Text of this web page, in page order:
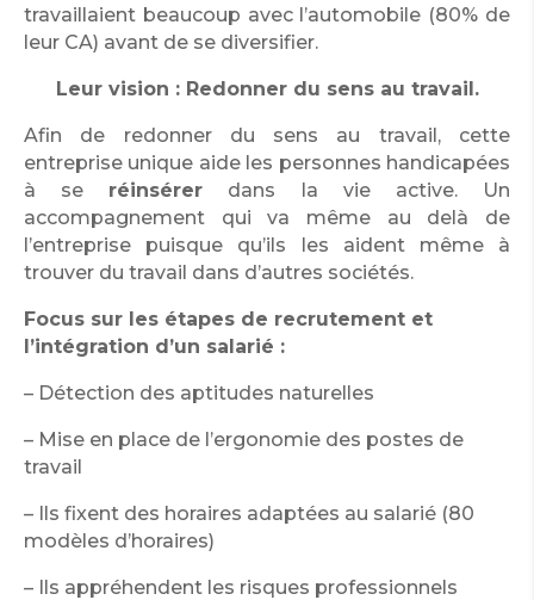
travaillaient beaucoup avec l’automobile (80% de
leur CA) avant de se diversifier.
Leur vision : Redonner du sens au travail.
Afin de redonner du sens au travail, cette
entreprise unique aide les personnes handicapées
à se réinsérer dans la vie active. Un
accompagnement qui va même au delà de
l’entreprise puisque qu’ils les aident même à
trouver du travail dans d’autres sociétés.
Focus sur les étapes de recrutement et
l’intégration d’un salarié :
– Détection des aptitudes naturelles
– Mise en place de l’ergonomie des postes de
travail
– Ils fixent des horaires adaptées au salarié (80
modèles d’horaires)
– Ils appréhendent les risques professionnels